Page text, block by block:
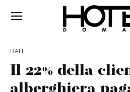
HALL
Il 22% della